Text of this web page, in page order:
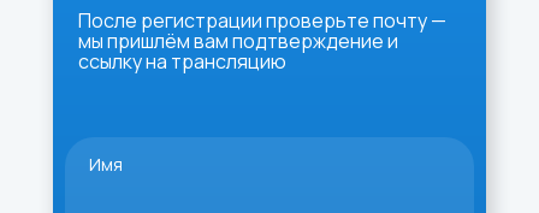
Имя
После регистрации проверьте почту —
мы пришлём вам подтверждение и
ссылку на трансляцию